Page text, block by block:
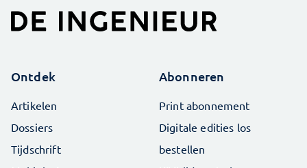
Ontdek
Artikelen
Dossiers
Tijdschrift
Abonneren
Print abonnement
Digitale edities los
bestellen